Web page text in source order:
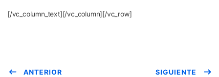
[/vc_column_text][/vc_column][/vc_row]
ANTERIOR SIGUIENTE